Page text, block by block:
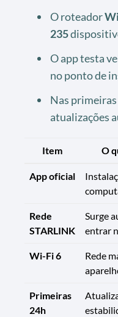
O roteador
235
O app testa
no ponto de
Nas primeiras
atualizações
Item O
App oficial
Rede
STARLINK
Surge
entrar
Wi-Fi 6
Rede
Primeiras
24h